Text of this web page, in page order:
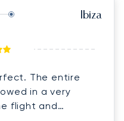
Ibiza
The entire
in a very
flight and